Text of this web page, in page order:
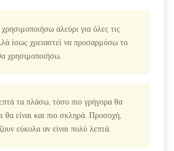
αλεύρι για όλες τις
ίσως χρειαστεί να προσαρμόσω το
χρησιμοποιήσω.
τα πλάσω, τόσο πιο γρήγορα θα
θα είναι και πιο σκληρά. Προσοχή,
εύκολα αν είναι πολύ λεπτά.